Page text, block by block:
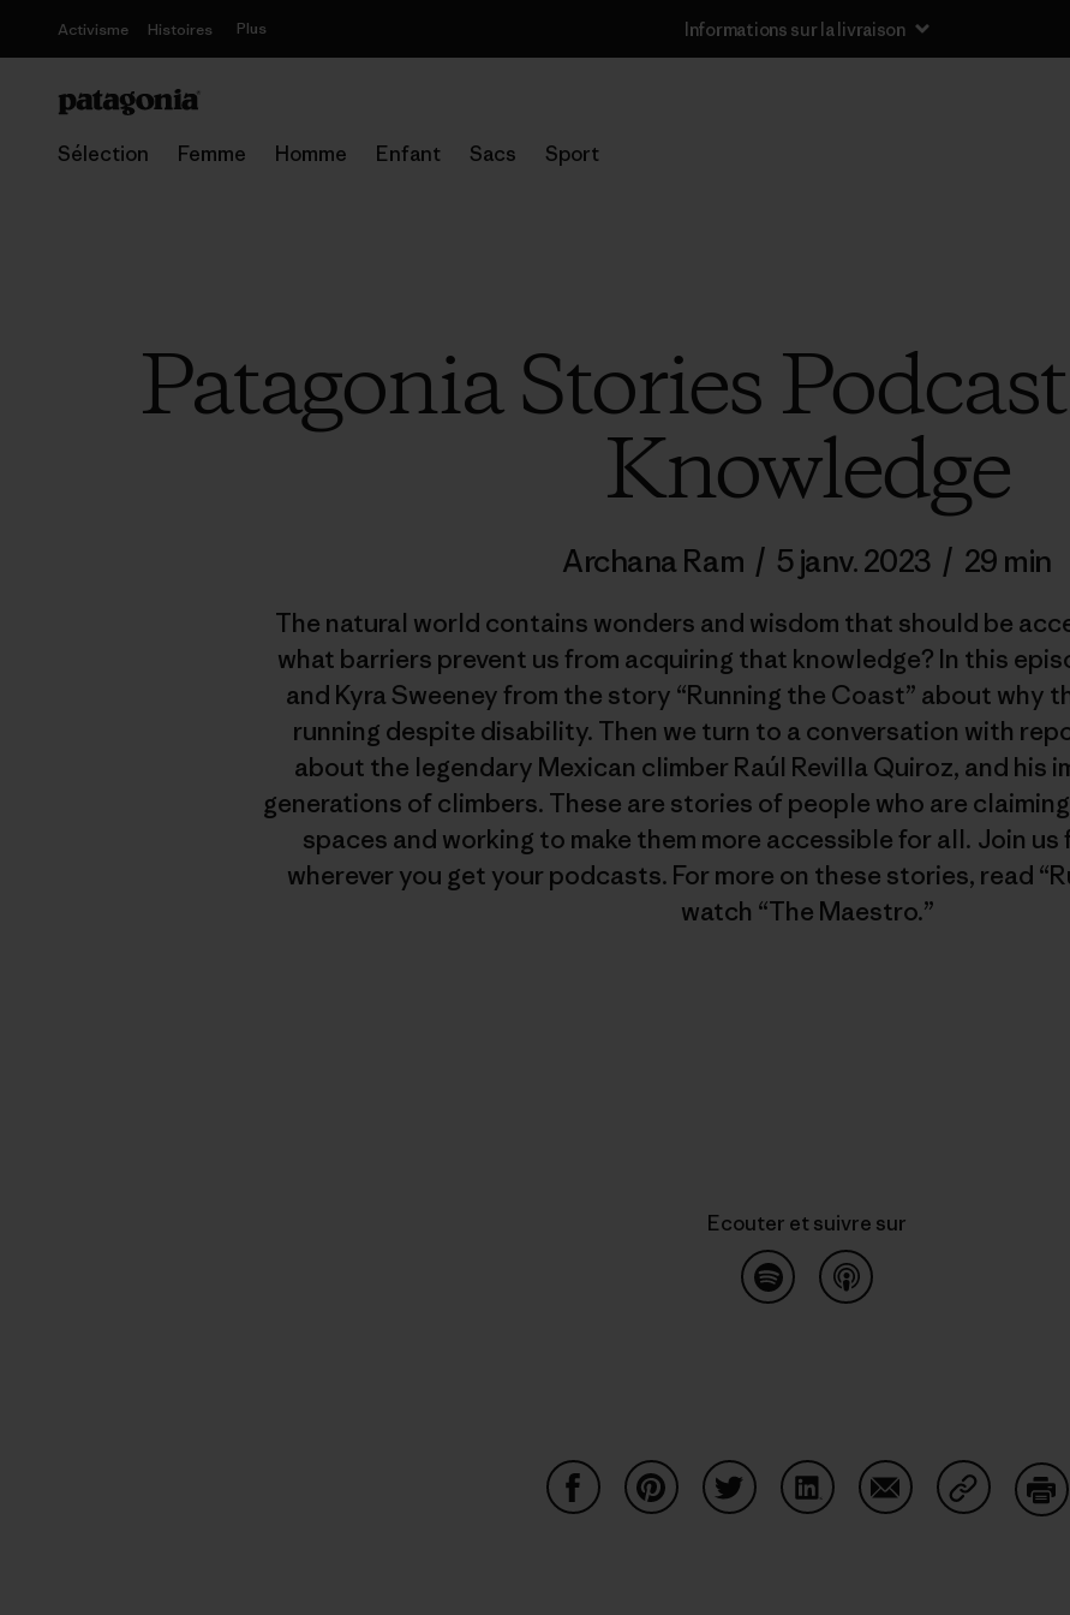
Activisme Histoires Plus Informations sur la livraison
Sélection Femme Homme Enfant Sacs Sport
Patagonia Stories
Knowledge
Archana Ram / 5 janv. 2023 / 29 min
The natural world contains wonders and wisdom that should be
what barriers prevent us from acquiring that knowledge? In this
and Kyra Sweeney from the story “Running the Coast” about why
running despite disability. Then we turn to a conversation with
about the legendary Mexican climber Raúl Revilla Quiroz, and his
generations of climbers. These are stories of people who are
spaces and working to make them more accessible for all. Join
wherever you get your podcasts. For more on these stories, read
watch “The Maestro.”
Ecouter et suivre sur